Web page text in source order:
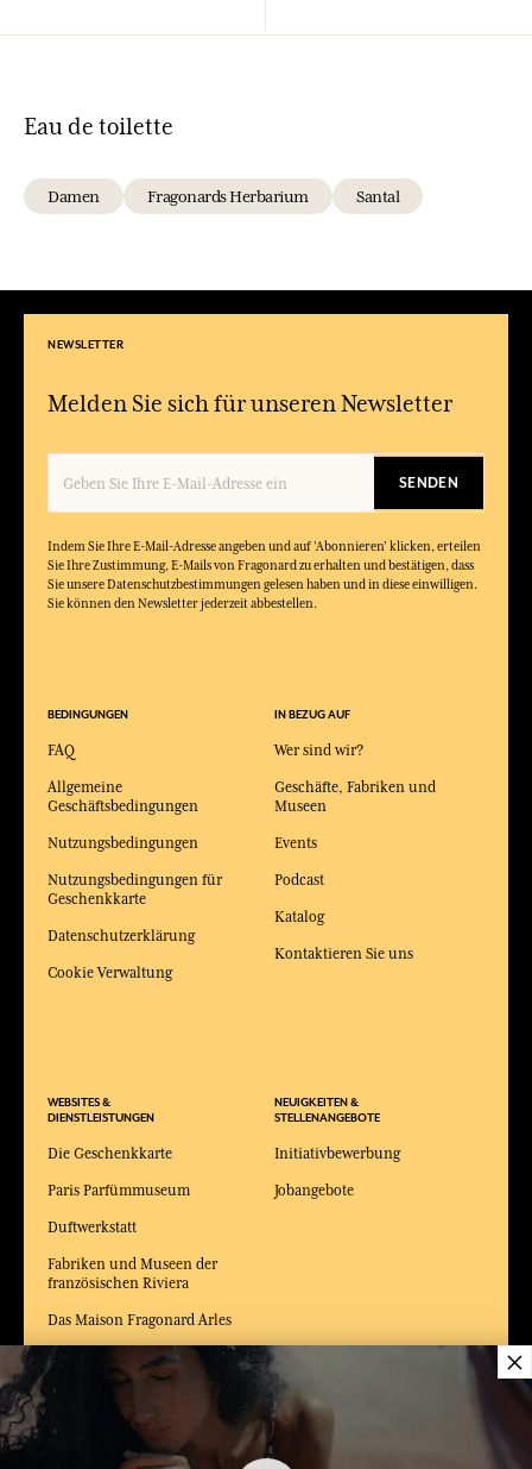
Eau de toilette
Damen Fragonards Herbarium Santal
NEWSLETTER
Melden Sie sich für unseren Newsletter
SENDEN
Indem Sie Ihre E-Mail-Adresse angeben und auf 'Abonnieren' klicken, erteilen
Sie Ihre Zustimmung, E-Mails von Fragonard zu erhalten und bestätigen, dass
Sie unsere Datenschutzbestimmungen gelesen haben und in diese einwilligen.
Sie können den Newsletter jederzeit abbestellen.
BEDINGUNGEN
FAQ
Allgemeine
Geschäftsbedingungen
Nutzungsbedingungen
Nutzungsbedingungen für
Geschenkkarte
Datenschutzerklärung
Cookie Verwaltung
WEBSITES &
DIENSTLEISTUNGEN
Die Geschenkkarte
Paris Parfümmuseum
Duftwerkstatt
Fabriken und Museen der
französischen Riviera
Das Maison Fragonard Arles
Modemuseum und
Kostümmuseum Arles
IN BEZUG AUF
Wer sind wir?
Geschäfte, Fabriken und
Museen
Events
Podcast
Katalog
Kontaktieren Sie uns
NEUIGKEITEN &
STELLENANGEBOTE
Initiativbewerbung
Jobangebote
×